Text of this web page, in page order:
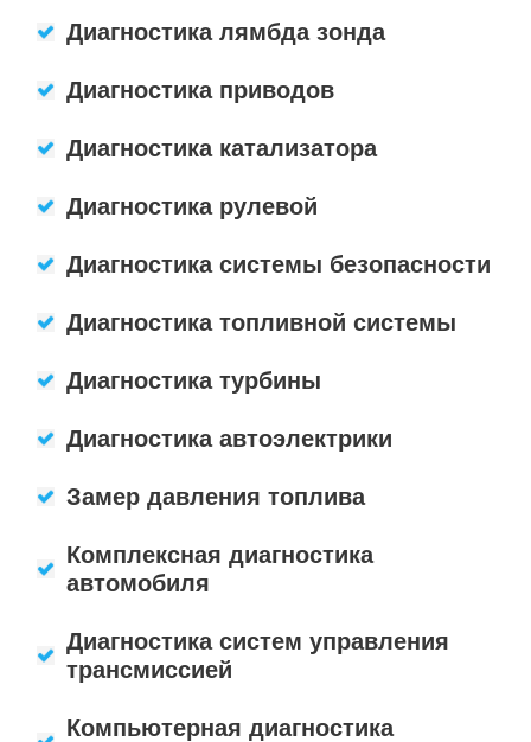
Диагностика лямбда зонда
Диагностика приводов
Диагностика катализатора
Диагностика рулевой
Диагностика системы безопасности
Диагностика топливной системы
Диагностика турбины
Диагностика автоэлектрики
Замер давления топлива
Комплексная диагностика
автомобиля
Диагностика систем управления
трансмиссией
Компьютерная диагностика